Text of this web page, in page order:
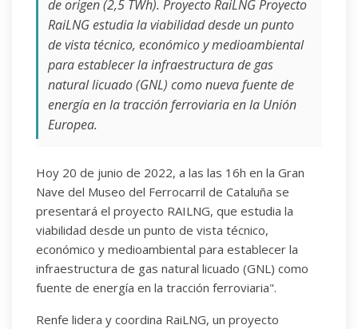
de origen (2,5 TWh). Proyecto RaiLNG Proyecto
RaiLNG estudia la viabilidad desde un punto
de vista técnico, económico y medioambiental
para establecer la infraestructura de gas
natural licuado (GNL) como nueva fuente de
energía en la tracción ferroviaria en la Unión
Europea.
Hoy 20 de junio de 2022, a las las 16h en la Gran
Nave del Museo del Ferrocarril de Cataluña se
presentará el proyecto RAILNG, que estudia la
viabilidad desde un punto de vista técnico,
económico y medioambiental para establecer la
infraestructura de gas natural licuado (GNL) como
fuente de energía en la tracción ferroviaria".
Renfe lidera y coordina RaiLNG, un proyecto